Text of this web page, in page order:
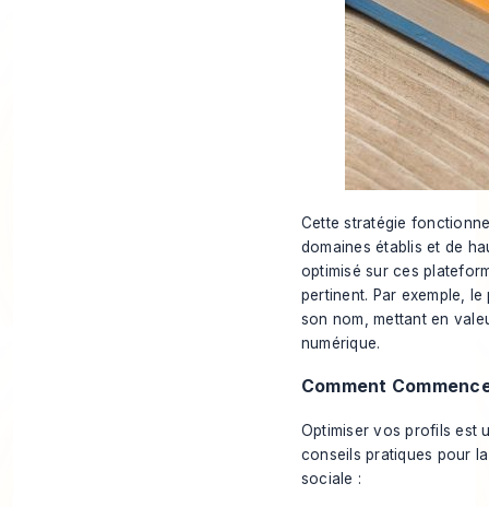
Cette stratégie
domaines établis et de
optimisé sur ces
pertinent. Par exemple,
son nom, mettant en
numérique.
Comment
Optimiser vos profils est
conseils pratiques pour
sociale :